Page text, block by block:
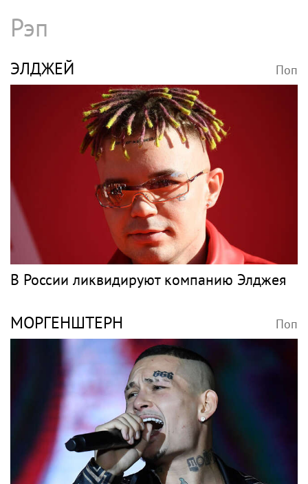
Рэп
ЭЛДЖЕЙ Поп
В России ликвидируют компанию Элджея
МОРГЕНШТЕРН Поп